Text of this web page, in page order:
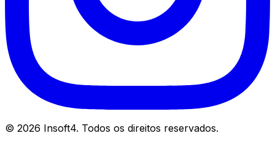
© 2026 Insoft4. Todos os direitos reservados.